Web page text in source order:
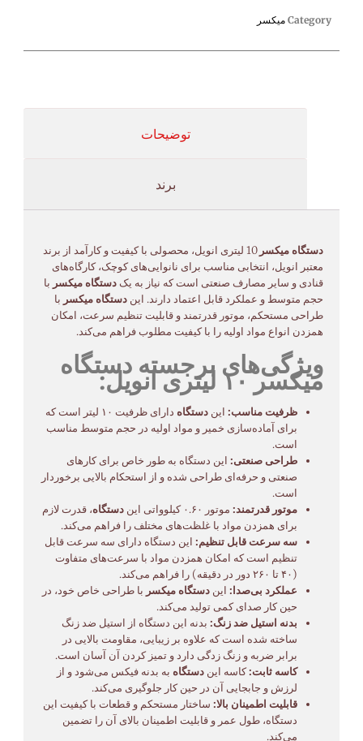
Category میکسر
توضیحات
برند
دستگاه میکسر
10 لیتری انویل، محصولی با کیفیت و کارآمد از برند
معتبر انویل، انتخابی مناسب برای نانوایی‌های کوچک، کارگاه‌های
قنادی و سایر مصارف صنعتی است که نیاز به یک دستگاه میکسر با
حجم متوسط و عملکرد قابل اعتماد دارند. این دستگاه میکسر با
طراحی مستحکم، موتور قدرتمند و قابلیت تنظیم سرعت، امکان
همزدن انواع مواد اولیه را با کیفیت مطلوب فراهم می‌کند.
ویژگی‌های برجسته دستگاه
میکسر ۱۰ لیتری انویل:
ظرفیت مناسب: ایندستگاه
دارای ظرفیت ۱۰ لیتر است که
برای آماده‌سازی خمیر و مواد اولیه در حجم متوسط مناسب
است.
طراحی صنعتی: این دستگاه به طور خاص برای کارهای
صنعتی و حرفه‌ای طراحی شده و از استحکام بالایی برخوردار
است.
موتور قدرتمند: موتور ۰.۶۰ کیلوواتی این دستگاه، قدرت لازم
برای همزدن مواد با غلظت‌های مختلف را فراهم می‌کند.
سه سرعت قابل تنظیم: این دستگاه دارای سه سرعت قابل
تنظیم است که امکان همزدن مواد با سرعت‌های متفاوت
(۴۰ تا ۲۶۰ دور در دقیقه) را فراهم می‌کند.
عملکرد بی‌صدا: ایندستگاه میکسر با طراحی خاص خود، در
حین کار صدای کمی تولید می‌کند.
بدنه استیل ضد زنگ: بدنه این دستگاه از استیل ضد زنگ
ساخته شده است که علاوه بر زیبایی، مقاومت بالایی در
برابر ضربه و زنگ زدگی دارد و تمیز کردن آن آسان است.
کاسه ثابت:کاسه ایندستگاه به بدنه فیکس می‌شود و از
لرزش و جابجایی آن در حین کار جلوگیری می‌کند.
قابلیت اطمینان بالا: ساختار مستحکم و قطعات با کیفیت این
دستگاه، طول عمر و قابلیت اطمینان بالای آن را تضمین
می‌کند.